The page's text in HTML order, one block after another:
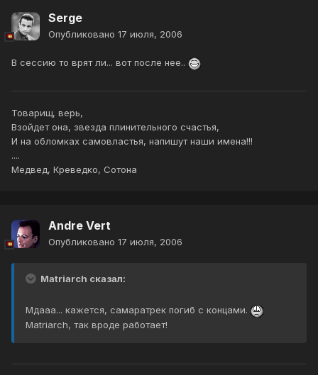
Serge
Опубликовано 17 июля, 2006
В сессию то врят ли... вот после нее..
Товарищ, верь,
Взойдет она, звезда плинительного счастья,
И на обломках самовластья, напишут наши имена!!!
....
Медвед, Креведко, Сотона
Andre Vert
Опубликовано 17 июля, 2006
Matriarch сказал:
Мдааа... кажется, самаратрек погиб с концами.
Matriarch, так вроде работает!